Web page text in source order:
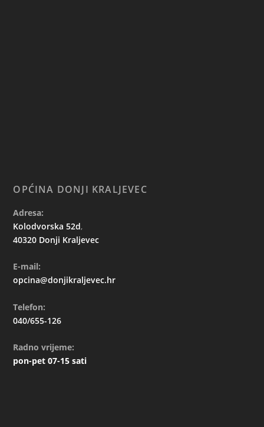
OPĆINA DONJI KRALJEVEC
Adresa:
Kolodvorska 52d,
40320 Donji Kraljevec
E-mail:
opcina@donjikraljevec.hr
Telefon:
040/655-126
Radno vrijeme:
pon-pet 07-15 sati